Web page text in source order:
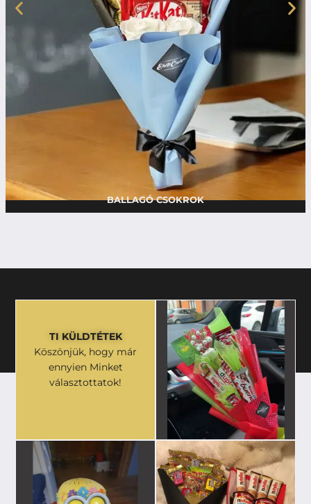
BALLAGÓ CSOKROK
TI KÜLDTÉTEK
Köszönjük, hogy már
ennyien Minket
választottatok!